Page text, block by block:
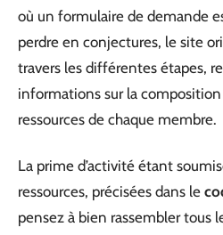
où un formulaire de demande
perdre en conjectures, le site
travers les différentes étapes,
informations sur la
ressources de chaque membre.
La prime d’activité étant
ressources, précisées dans le
pensez à bien rassembler tous